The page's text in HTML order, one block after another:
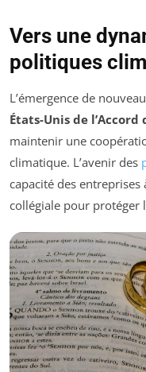
Vers une
politiques
L’émergence de
États-Unis de l’Accord
maintenir une
climatique. L’avenir des
capacité des entreprises
collégiale pour protéger